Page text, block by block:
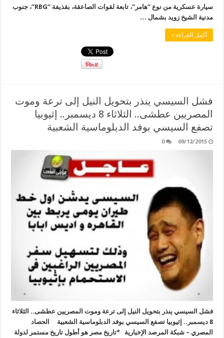
سيارة عسكرية من نوع “هامر”، تابعة لقوات الصاعقة، بقذيفة “RBG”، جنوب
مدنية الشيخ زويد بشمال …
أكمل القراءة »
فشل السيسي ينذر بتحويل النيل إلى ترعة وموت
المصريين عطشى.. الثلاثاء 8 ديسمبر.. إثيوبيا
تصفع السيسي بوفد الدبلوماسية الشعبية
09/12/2015
0
فشل السيسي ينذر بتحويل النيل إلى ترعة وموت المصريين عطشى.. الثلاثاء
8 ديسمبر.. إثيوبيا تصفع السيسي بوفد الدبلوماسية الشعبية الحصاد
المصري – شبكة المرصد الإخبارية *تاريخ مصر هو أطول تاريخ مستمر لدولة